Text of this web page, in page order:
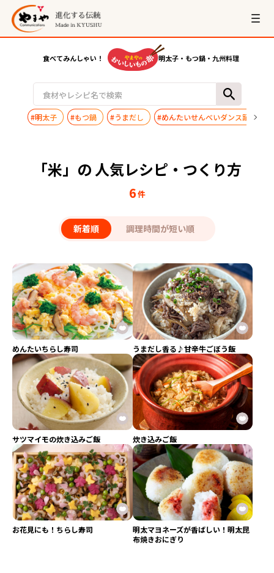
食べてみんしゃい！ 明太子・もつ鍋・九州料理
#明太子 #もつ鍋 #うまだし #めんたいせんべいダンス踊ってみ
「米」の 人気レシピ・つくり方
6件
新着順 調理時間が短い順
めんたいちらし寿司 うまだし香る♪甘辛牛ごぼう飯
サツマイモの炊き込みご飯 炊き込みご飯
お花見にも！ちらし寿司
明太マヨネーズが香ばしい！明太昆
布焼きおにぎり